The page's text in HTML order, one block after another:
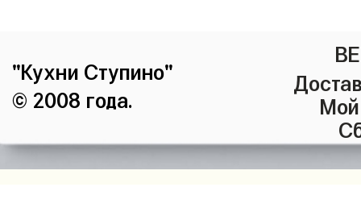
"Кухни Ступино"
© 2008 года.